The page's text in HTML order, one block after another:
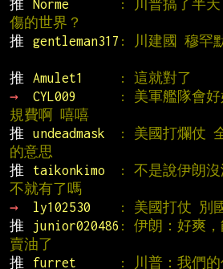
推
Norme
: 川普搞了半天
傷的世界？
推
gentleman317 : 川建國 穆罕
推
Amulet1 : 這就對了
→
CYL009
: 美軍艦隊會好
規費啊 嘻嘻
推
undeadmask
: 美國打爛仗
的意思
推
taikonkimo
: 不是說伊朗
不就有了嗎
→
ly102530 : 美國打仗 別
推
junior020486 : 伊朗：好爽，
賣油了
推
furret
: 川普：我們的